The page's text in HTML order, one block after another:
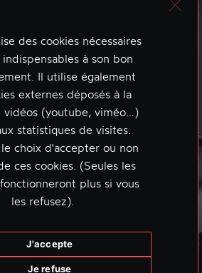
des cookies nécessaires
à son bon
Il utilise également
externes déposés à la
vidéos (youtube, viméo…)
statistiques de visites.
le choix d'accepter ou non
ces cookies. (Seules les
plus si vous
les refusez).
J'accepte
Je refuse